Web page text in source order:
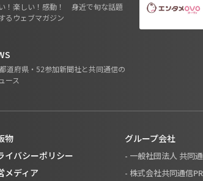
！楽しい！感動！ 身近で旬な話題
るウェブマガジン
道府県・52参加新聞社と共同通信の
ース
物
イバシーポリシー
メディア
グループ会社
- 一般社団法人 共同
- 株式会社共同通信